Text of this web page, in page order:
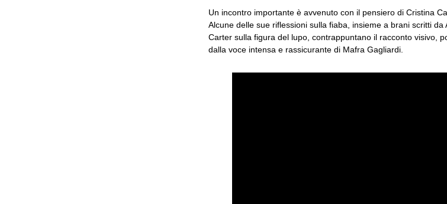
Un incontro importante è avvenuto con il pensiero di Cristina
Alcune delle sue riflessioni sulla fiaba, insieme a brani scritti da
Carter sulla figura del lupo, contrappuntano il racconto visivo,
dalla voce intensa e rassicurante di Mafra Gagliardi.